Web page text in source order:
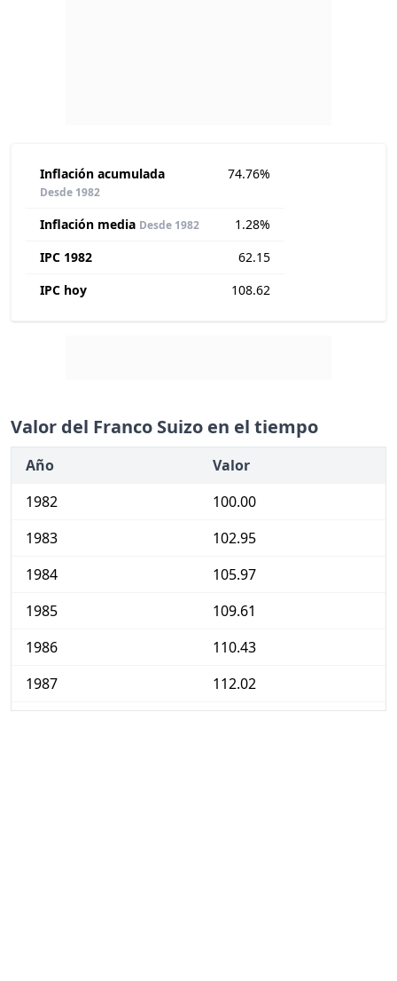
Inflación acumulada
Desde 1982
74.76%
Inflación media Desde 1982
1.28%
IPC 1982
62.15
IPC hoy
108.62
Valor del Franco Suizo en el tiempo
Año
Valor
1982
100.00
1983
102.95
1984
105.97
1985
109.61
1986
110.43
1987
112.02